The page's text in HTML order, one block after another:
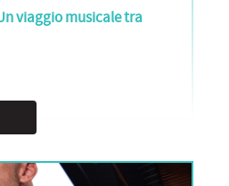
viaggio musicale tra